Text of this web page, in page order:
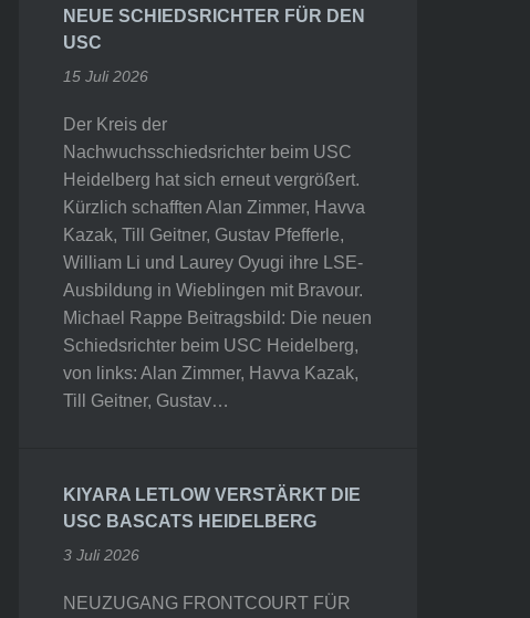
NEUE SCHIEDSRICHTER FÜR DEN
USC
15 Juli 2026
Der Kreis der
Nachwuchsschiedsrichter beim USC
Heidelberg hat sich erneut vergrößert.
Kürzlich schafften Alan Zimmer, Havva
Kazak, Till Geitner, Gustav Pfefferle,
William Li und Laurey Oyugi ihre LSE-
Ausbildung in Wieblingen mit Bravour.
Michael Rappe Beitragsbild: Die neuen
Schiedsrichter beim USC Heidelberg,
von links: Alan Zimmer, Havva Kazak,
Till Geitner, Gustav…
KIYARA LETLOW VERSTÄRKT DIE
USC BASCATS HEIDELBERG
3 Juli 2026
NEUZUGANG FRONTCOURT FÜR